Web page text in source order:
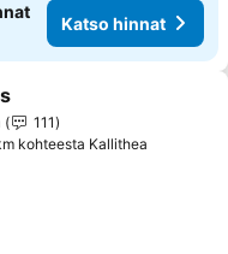
Katso hinnat
111
kohteesta Kallithea